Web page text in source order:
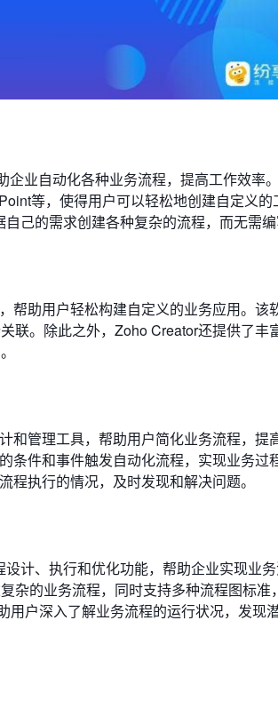
业自动化各种业务流程，提高工作效率
等，使得用户可以轻松地创建自定义的
己的需求创建各种复杂的流程，而无需
帮助用户轻松构建自定义的业务应用。该
联。除此之外，Zoho Creator还提供了丰
和管理工具，帮助用户简化业务流程，提
条件和事件触发自动化流程，实现业务过
执行的情况，及时发现和解决问题。
计、执行和优化功能，帮助企业实现业
杂的业务流程，同时支持多种流程图标准
户深入了解业务流程的运行状况，发现